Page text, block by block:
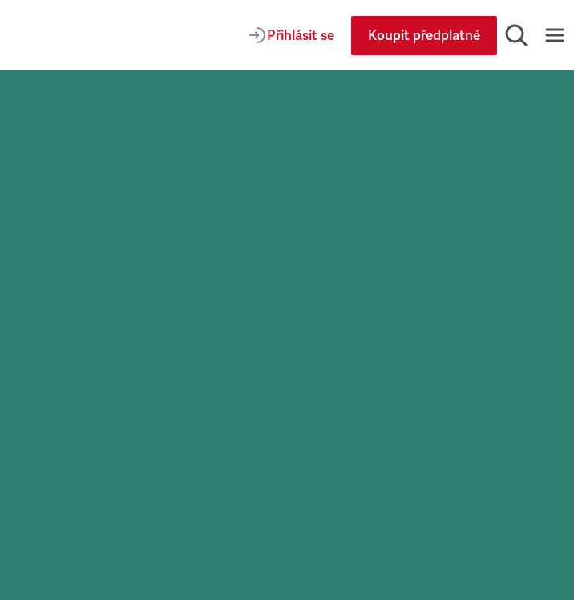
Přihlásit se Koupit předplatné